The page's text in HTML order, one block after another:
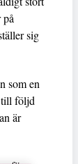
sig
som en
till följd
är